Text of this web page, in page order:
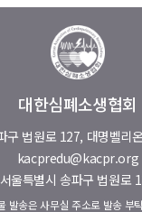
대한심폐소생협회
구 법원로 127, 대명벨리
kacpredu@kacpr.org
서울특별시 송파구 법원로
발송은 사무실 주소로 발송 부